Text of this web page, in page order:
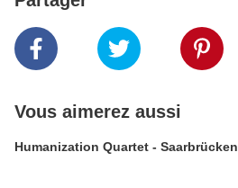
Vous aimerez aussi
Humanization Quartet - Saarbrücken